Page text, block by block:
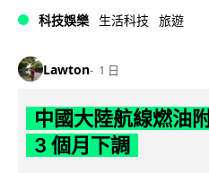
科技娛樂 生活科技 旅遊
Lawton 1 日
中國大陸航線燃油
3 個月下調